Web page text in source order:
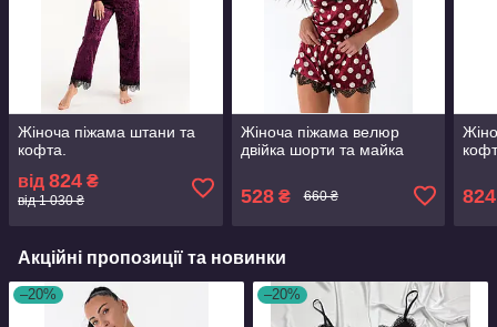
Жіноча піжама штани та
кофта.
від 824 ₴
від 1 030 ₴
Жіноча піжама велюр
двійка шорти та майка
528₴ 660 ₴ 824
Акційні пропозиції та новинки
–20% –20%